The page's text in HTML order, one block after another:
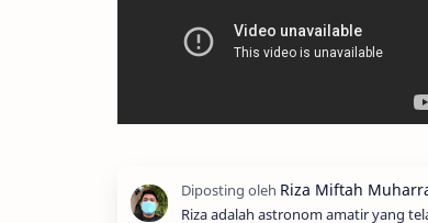
Riza adalah astronom amatir yang